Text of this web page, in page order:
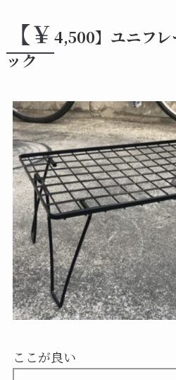
【￥ 4,500】ユニフレ
ック
ここが良い